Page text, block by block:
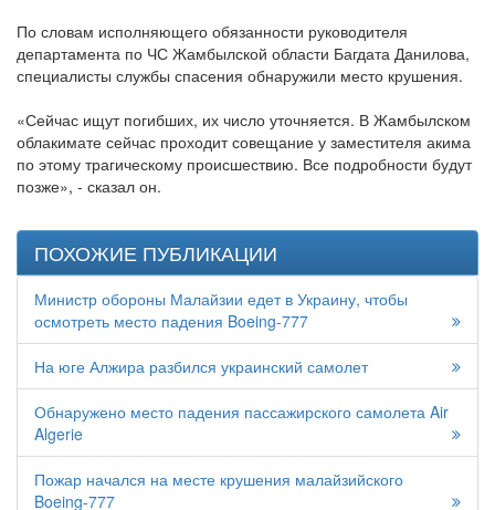
По словам исполняющего обязанности руководителя
департамента по ЧС Жамбылской области Багдата Данилова,
специалисты службы спасения обнаружили место крушения.
«Сейчас ищут погибших, их число уточняется. В Жамбылском
облакимате сейчас проходит совещание у заместителя акима
по этому трагическому происшествию. Все подробности будут
позже», - сказал он.
ПОХОЖИЕ ПУБЛИКАЦИИ
Министр обороны Малайзии едет в Украину, чтобы
осмотреть место падения Boeing-777
На юге Алжира разбился украинский самолет
Обнаружено место падения пассажирского самолета Air
Algerie
Пожар начался на месте крушения малайзийского
Boeing-777